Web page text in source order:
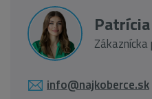
info@najkoberce.sk